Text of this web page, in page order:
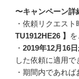
〜キャンペーン詳
・依頼リクエス
TU1912HE26 】
・ 2019年12月16
した依頼に適用で
・期間内であれ